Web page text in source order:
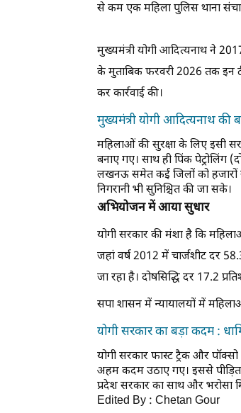
से कम एक महिला पुलिस थाना
मुख्यमंत्री योगी आदित्यनाथ ने
के मुताबिक फरवरी 2026 तक इन
कर कार्रवाई की।
मुख्यमंत्री योगी आदित्यनाथ की
महिलाओं की सुरक्षा के लिए इसी
बनाए गए। साथ ही पिंक
लखनऊ समेत कई जिलों को हजारों
निगरानी भी सुनिश्चित की जा सके।
अभियोजन में आया सुधार
योगी सरकार की मंशा है कि
जहां वर्ष 2012 में चार्जशीट दर
जा रहा है। दोषसिद्धि दर 17.2
सपा शासन में न्यायालयों में
योगी सरकार का बड़ा कदम :
योगी सरकार फास्ट ट्रैक और
अहम कदम उठाए गए। इससे
प्रदेश सरकार का साथ और भरोसा
Edited By : Chetan Gour